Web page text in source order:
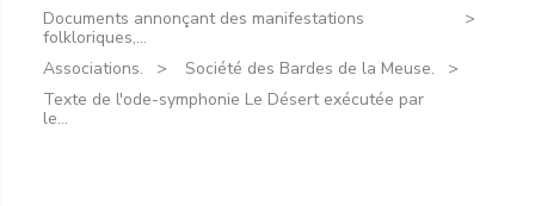
Documents annonçant des manifestations
folkloriques,...
Associations.
Société des Bardes de la Meuse.
Texte de l'ode-symphonie Le Désert exécutée par
le...